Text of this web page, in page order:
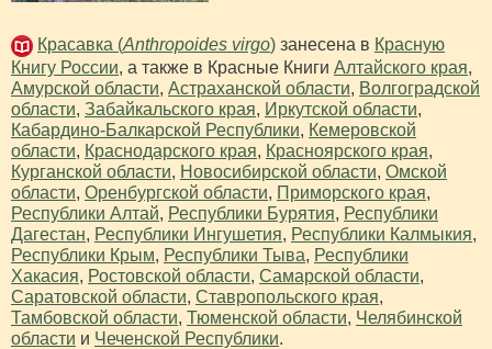
Красавка (Anthropoides virgo) занесена в Красную
Книгу России, а также в Красные Книги Алтайского края,
Амурской области, Астраханской области, Волгоградской
области, Забайкальского края, Иркутской области,
Кабардино-Балкарской Республики, Кемеровской
области, Краснодарского края, Красноярского края,
Курганской области, Новосибирской области, Омской
области, Оренбургской области, Приморского края,
Республики Алтай, Республики Бурятия, Республики
Дагестан, Республики Ингушетия, Республики Калмыкия,
Республики Крым, Республики Тыва, Республики
Хакасия, Ростовской области, Самарской области,
Саратовской области, Ставропольского края,
Тамбовской области, Тюменской области, Челябинской
области и Чеченской Республики.